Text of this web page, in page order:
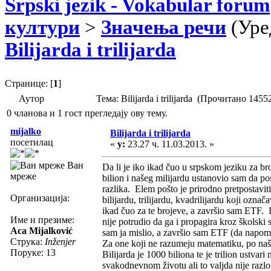
Srpski jezik - Vokabular forum
култури > Значења речи
Bilijarda i trilijarda
Странице: [1]
Аутор
Тема: Bilijarda i trilijarda (Прочитано
0 чланова и 1 гост прегледају ову тему.
mijalko
посетилац
Ван
мреже
Организација:
Име и презиме:
Aca Mijalković
Струка: Inženjer
Поруке: 13
Bilijarda i trilijarda
« у: 23.27 ч. 11.03.2013. »
Da li je iko ikad čuo u srpskom jeziku za
bilion i našeg milijardu ustanovio sam da
razlika. Elem pošto je prirodno
bilijardu, trilijardu, kvadrilijardu koji
ikad čuo za te brojeve, a završio sam
nije potrudio da ga i propagira kroz školski
sam ja mislio, a završio sam ETF (da
Za one koji ne razumeju matematiku, po
Bilijarda je 1000 biliona te je trilion
svakodnevnom životu ali to valjda nije